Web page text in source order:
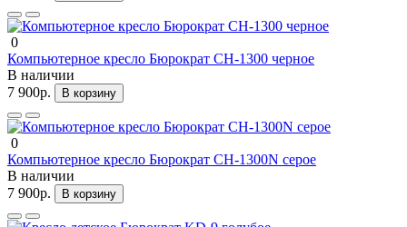
0
Компьютерное кресло Бюрократ CH-1300 черное
В наличии
7 900р.
В корзину
0
Компьютерное кресло Бюрократ CH-1300N серое
В наличии
7 900р.
В корзину